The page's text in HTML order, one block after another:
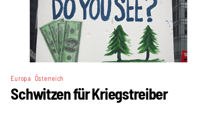
Europa Österreich
Schwitzen für Kriegstreiber